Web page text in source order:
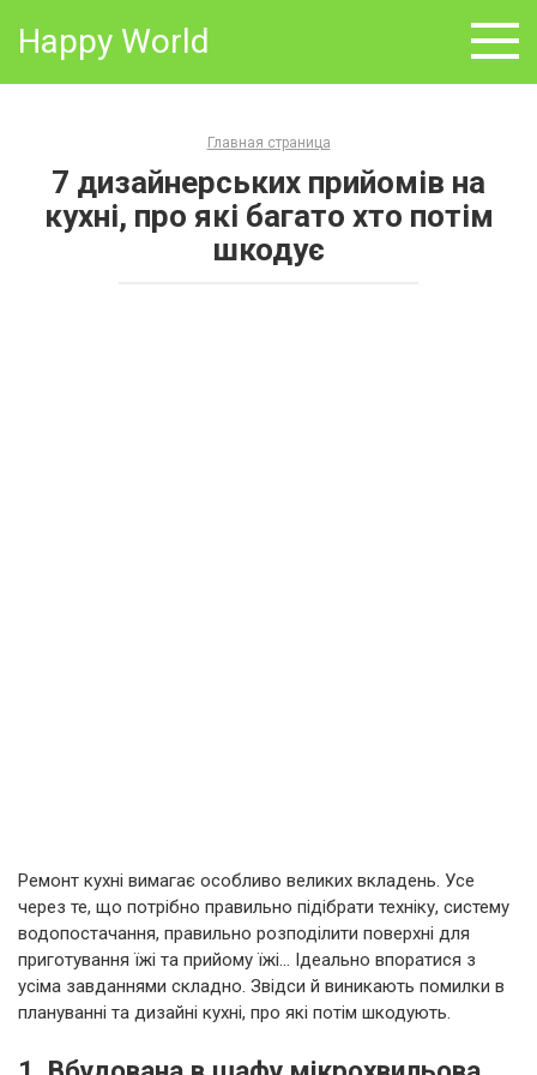
Happy World
Главная страница
7 дизайнерських прийомів на
кухні, про які багато хто потім
шкодує
Ремонт кухні вимагає особливо великих вкладень. Усе
через те, що потрібно правильно підібрати техніку, систему
водопостачання, правильно розподілити поверхні для
приготування їжі та прийому їжі… Ідеально впоратися з
усіма завданнями складно. Звідси й виникають помилки в
плануванні та дизайні кухні, про які потім шкодують.